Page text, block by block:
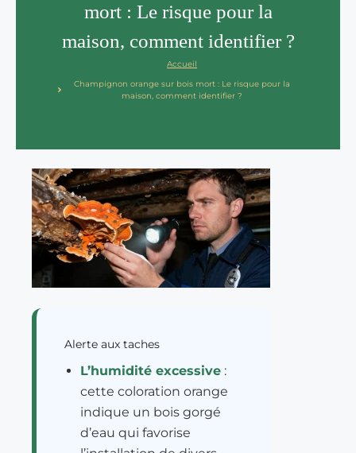
mort : Le risque pour la
maison, comment identifier ?
Accueil
Champignon orange sur bois mort : Le risque pour la
maison, comment identifier ?
Alerte aux taches
L’humidité excessive :
cette coloration orange
indique un bois gorgé
d’eau qui favorise